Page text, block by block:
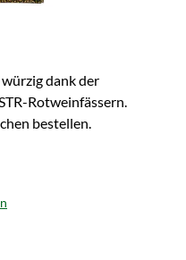
dank der
Rotweinfässern.
bestellen.